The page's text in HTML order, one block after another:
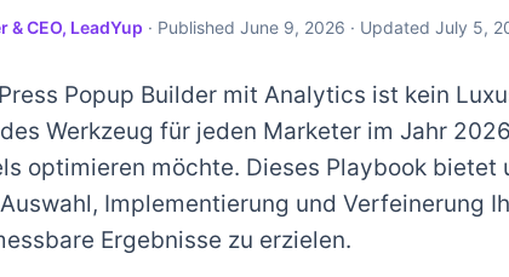
& CEO, LeadYup · Published June 9, 2026 · Updated July 5,
Popup Builder mit Analytics ist kein
Werkzeug für jeden Marketer im Jahr
optimieren möchte. Dieses Playbook bietet
Implementierung und Verfeinerung
Ergebnisse zu erzielen.